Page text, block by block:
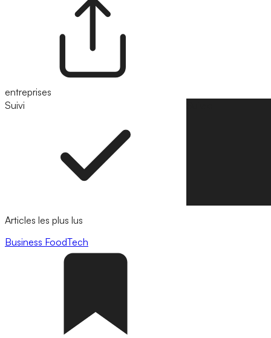
entreprises
Suivi
Articles les plus lus
Business FoodTech